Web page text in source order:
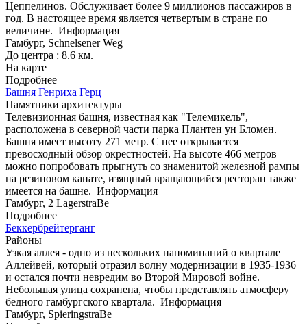
Цеппелинов. Обслуживает более 9 миллионов пассажиров в
год. В настоящее время является четвертым в стране по
величине. Информация
Гамбург, Schnelsener Weg
До центра : 8.6 км.
На карте
Подробнее
Башня Генриха Герц
Памятники архитектуры
Телевизионная башня, известная как "Телемикель",
расположена в северной части парка Плантен ун Бломен.
Башня имеет высоту 271 метр. С нее открывается
превосходный обзор окрестностей. На высоте 466 метров
можно попробовать прыгнуть со знаменитой железной рампы
на резиновом канате, изящный вращающийся ресторан также
имеется на башне. Информация
Гамбург, 2 LagerstraBe
Подробнее
Беккербрейтерганг
Районы
Узкая аллея - одно из нескольких напоминаний о квартале
Аллейвей, который отразил волну модернизации в 1935-1936
и остался почти невредим во Второй Мировой войне.
Небольшая улица сохранена, чтобы представлять атмосферу
бедного гамбургского квартала. Информация
Гамбург, SpieringstraBe